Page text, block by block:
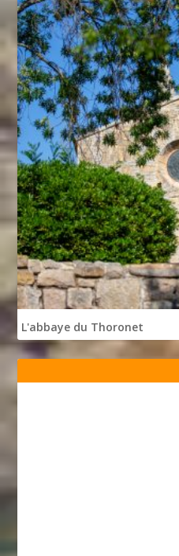
L'abbaye du Thoronet